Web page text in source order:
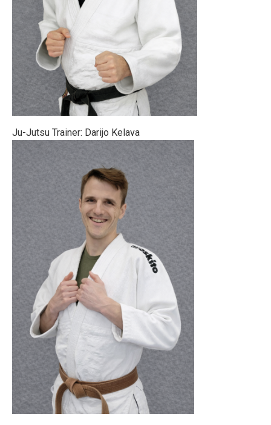
Ju-Jutsu Trainer: Darijo Kelava